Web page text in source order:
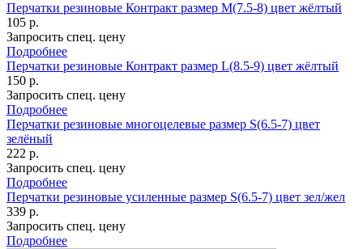
Перчатки резиновые Контракт размер M(7.5-8) цвет жёлтый
105 р.
Запросить спец. цену
Подробнее
Перчатки резиновые Контракт размер L(8.5-9) цвет жёлтый
150 р.
Запросить спец. цену
Подробнее
Перчатки резиновые многоцелевые размер S(6.5-7) цвет
зелёный
222 р.
Запросить спец. цену
Подробнее
Перчатки резиновые усиленные размер S(6.5-7) цвет зел/жел
339 р.
Запросить спец. цену
Подробнее